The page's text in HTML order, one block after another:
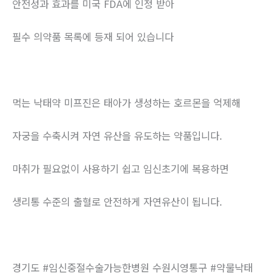
안전성과 효과를 미국 FDA에 인정 받아
필수 의약품 목록에 등재 되어 있습니다
먹는 낙태약 미프진은 태아가 생성하는 호르몬을 억제해
자궁을 수축시켜 자연 유산을 유도하는 약품입니다.
마취가 필요없이 사용하기 쉽고 임신초기에 복용하면
생리통 수준의 출혈로 안전하게 자연유산이 됩니다.
경기도 #임신중절수술가능한병원 수원시영통구 #약물낙태